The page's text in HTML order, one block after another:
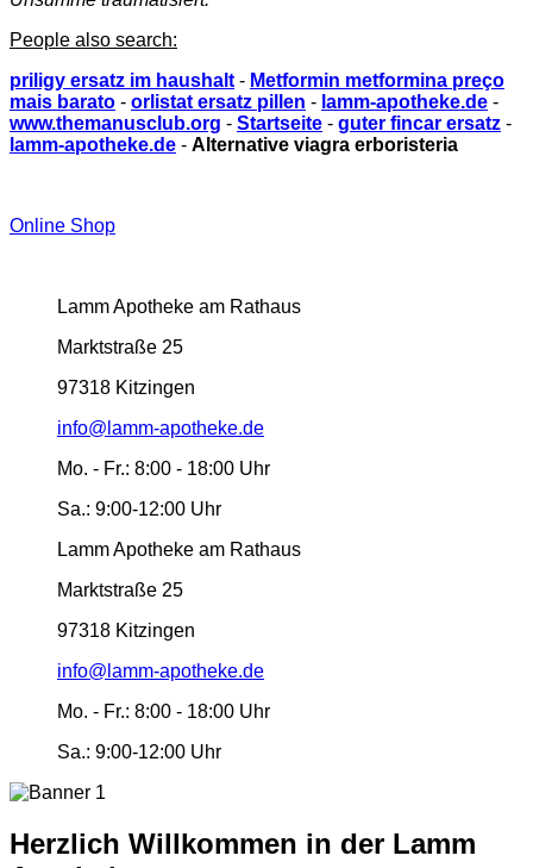
People also search:
priligy ersatz im haushalt - Metformin metformina preço
mais barato - orlistat ersatz pillen - lamm-apotheke.de -
www.themanusclub.org - Startseite - guter fincar ersatz -
lamm-apotheke.de - Alternative viagra erboristeria
Online Shop
Lamm Apotheke am Rathaus
Marktstraße 25
97318 Kitzingen
info@lamm-apotheke.de
Mo. - Fr.: 8:00 - 18:00 Uhr
Sa.: 9:00-12:00 Uhr
Lamm Apotheke am Rathaus
Marktstraße 25
97318 Kitzingen
info@lamm-apotheke.de
Mo. - Fr.: 8:00 - 18:00 Uhr
Sa.: 9:00-12:00 Uhr
Herzlich Willkommen in der Lamm